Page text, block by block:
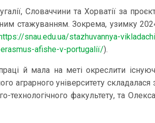
Словаччини та Хорватії за
стажуванням. Зокрема, узимку 2024
snau.edu.ua/stazhuvannya-
afishe-v-portugaliї/).
й мала на меті окреслити
аграрного університету
технологічного факультету, та